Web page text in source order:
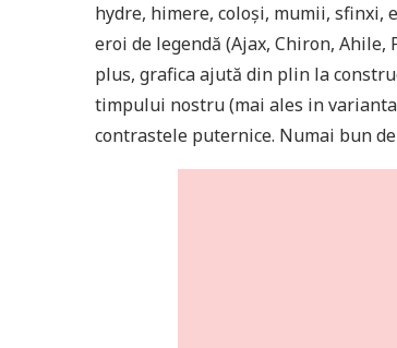
hydre, himere, coloși, mumii,
eroi de legendă (Ajax, Chiron,
plus, grafica ajută din plin la
timpului nostru (mai ales in
contrastele puternice. Numai bun